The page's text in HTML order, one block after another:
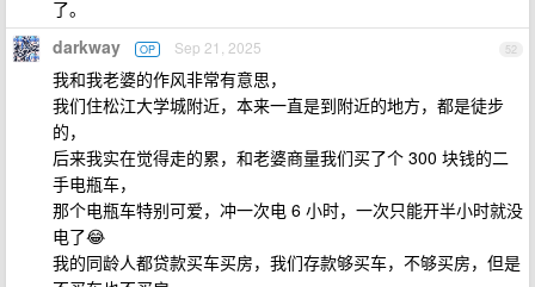
了。
52
darkway OP Sep 21, 2025
我和我老婆的作风非常有意思，
我们住松江大学城附近，本来一直是到附近的地方，都是徒步
的，
后来我实在觉得走的累，和老婆商量我们买了个 300 块钱的二
手电瓶车，
那个电瓶车特别可爱，冲一次电 6 小时，一次只能开半小时就没
电了😂
我的同龄人都贷款买车买房，我们存款够买车，不够买房，但是